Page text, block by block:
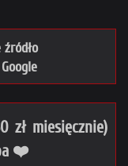
zł miesięcznie)
❤️